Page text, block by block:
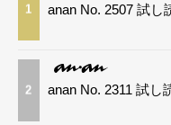
1 anan No. 2507 試し
2 anan No. 2311 試し